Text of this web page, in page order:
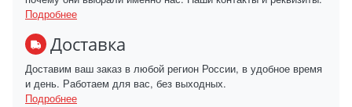
Подробнее
Доставка
Доставим ваш заказ в любой регион России, в удобное время
и день. Работаем для вас, без выходных.
Подробнее